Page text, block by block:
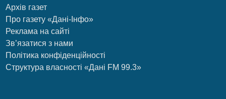
Архів газет
Про газету «Дані-Інфо»
Реклама на сайті
Зв’язатися з нами
Політика конфіденційності
Структура власності «Дані FM 99.3»